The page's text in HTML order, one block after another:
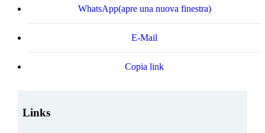
WhatsApp(apre una nuova finestra)
E-Mail
Copia link
Links